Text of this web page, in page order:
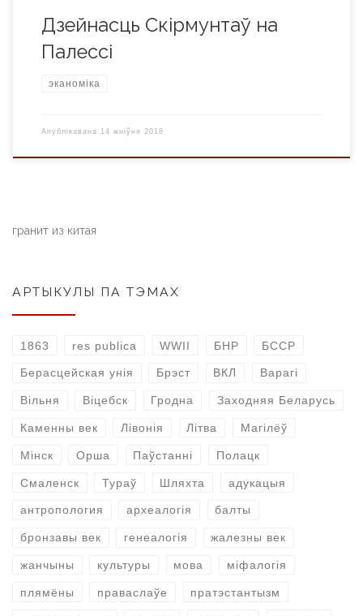
Дзейнасць Скірмунтаў на
Палессі
эканоміка
Апублікавана 14 жніўня 2018
гранит из китая
АРТЫКУЛЫ ПА ТЭМАХ
1863 res publica WWII БНР БССР
Берасцейская унія Брэст ВКЛ Варагі
Вільня Віцебск Гродна Заходняя Беларусь
Каменны век Лівонія Літва Магілёў
Мінск Орша Паўстанні Полацк
Смаленск Тураў Шляхта адукацыя
антропология археалогія балты
бронзавы век генеалогія жалезны век
жанчыны культуры мова міфалогія
плямёны праваслаўе пратэстантызм